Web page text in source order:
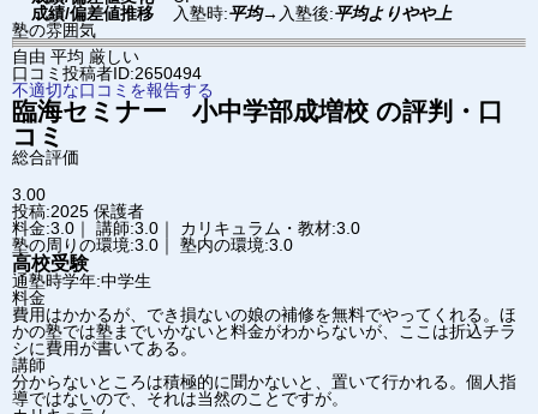
成績/偏差値推移
入塾時:平均→ 入塾後:平均よりやや上
塾の雰囲気
自由 平均 厳しい
口コミ投稿者ID:2650494
不適切な口コミを報告する
臨海セミナー 小中学部成増校 の評判・口
コミ
総合評価
3.00
投稿:2025 保護者
料金:3.0｜ 講師:3.0｜ カリキュラム・教材:3.0
塾の周りの環境:3.0｜ 塾内の環境:3.0
高校受験
通塾時学年:中学生
料金
費用はかかるが、でき損ないの娘の補修を無料でやってくれる。ほ
かの塾では塾までいかないと料金がわからないが、ここは折込チラ
シに費用が書いてある。
講師
分からないところは積極的に聞かないと、置いて行かれる。個人指
導ではないので、それは当然のことですが。